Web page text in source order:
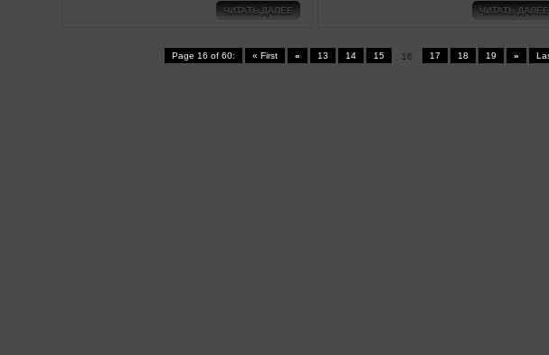
ЧИТАТЬ ДАЛЕЕ ЧИТАТЬ ДАЛЕЕ
Page 16 of 60: « First « 13 14 15 16 17 18 19 »